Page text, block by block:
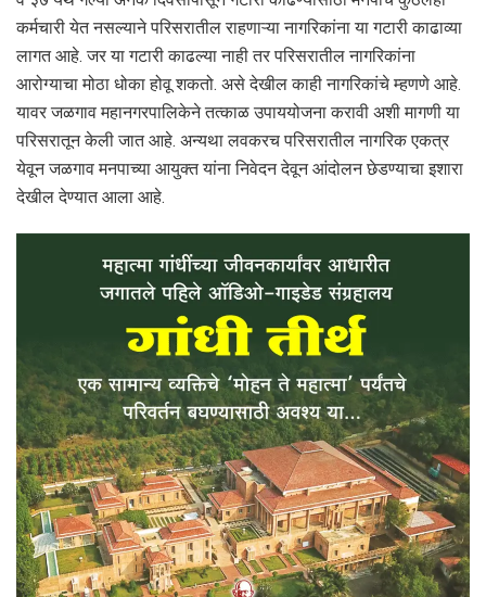
कर्मचारी येत नसल्याने परिसरातील राहणाऱ्या नागरिकांना या गटारी काढाव्या
लागत आहे. जर या गटारी काढल्या नाही तर परिसरातील नागरिकांना
आरोग्याचा मोठा धोका होवू शकतो. असे देखील काही नागरिकांचे म्हणणे आहे.
यावर जळगाव महानगरपालिकेने तत्काळ उपाययोजना करावी अशी मागणी या
परिसरातून केली जात आहे. अन्यथा लवकरच परिसरातील नागरिक एकत्र
येवून जळगाव मनपाच्या आयुक्त यांना निवेदन देवून आंदोलन छेडण्याचा इशारा
देखील देण्यात आला आहे.